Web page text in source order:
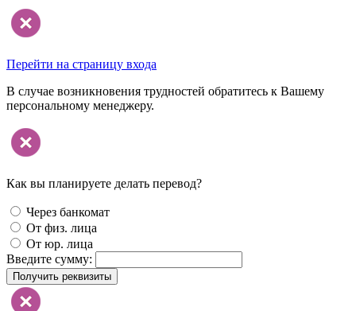
Перейти на страницу входа
В случае возникновения трудностей обратитесь к Вашему
персональному менеджеру.
Как вы планируете делать перевод?
Через банкомат
От физ. лица
От юр. лица
Введите сумму:
Получить реквизиты